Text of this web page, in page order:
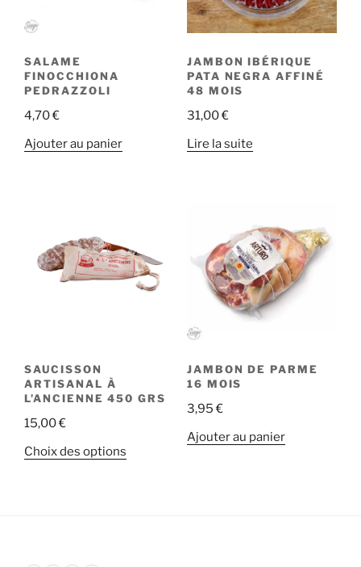
SALAME
FINOCCHIONA
PEDRAZZOLI
4,70€
Ajouter au panier
JAMBON IBÉRIQUE
PATA NEGRA AFFINÉ
48 MOIS
31,00€
Lire la suite
SAUCISSON
ARTISANAL À
L’ANCIENNE 450 GRS
15,00€
Choix des options
JAMBON DE PARME
16 MOIS
3,95€
Ajouter au panier